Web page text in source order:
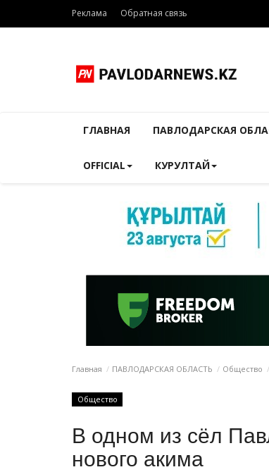
Реклама Обратная связь
ГЛАВНАЯ ПАВЛОДАРСКАЯ
OFFICIAL КУРУЛТАЙ
Главная ПАВЛОДАРСКАЯ ОБЛАСТЬ Общество
Общество
В одном из сёл
нового акима